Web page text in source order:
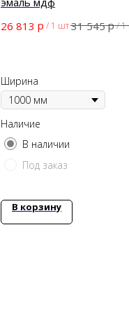
26 813 р / 1 шт31 545 р/1
Ширина
Наличие
В наличии
Под заказ
В корзину